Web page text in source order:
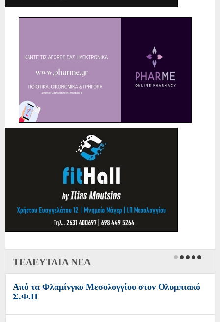
ΤΕΛΕΥΤΑΙΑ ΝΕΑ
Από τα Φλαμίνγκο Μεσολογγίου στον Ολυμπιακό
Σ.Φ.Π